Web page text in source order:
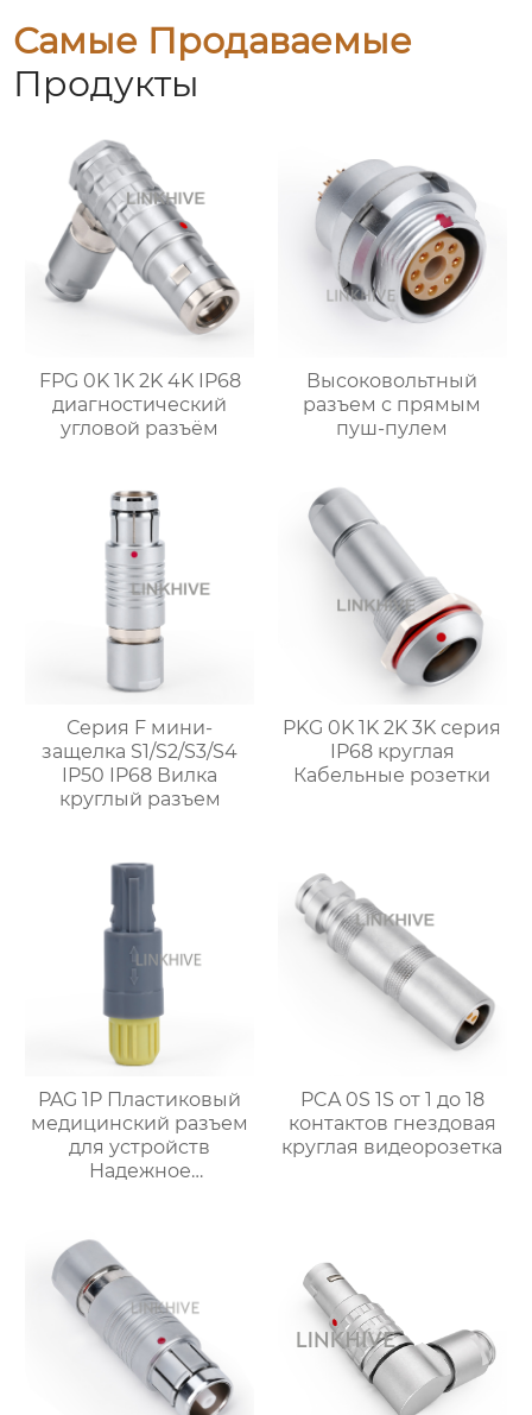
Самые Продаваемые
Продукты
FPG 0K 1K 2K 4K IP68
диагностический
угловой разъём
Высоковольтный
разъем с прямым
пуш-пулем
Серия F мини-
защелка S1/S2/S3/S4
IP50 IP68 Вилка
круглый разъем
PKG 0K 1K 2K 3K серия
IP68 круглая
Кабельные розетки
PAG 1P Пластиковый
медицинский разъем
для устройств
Надежное
PCA 0S 1S от 1 до 18
контактов гнездовая
круглая видеорозетка